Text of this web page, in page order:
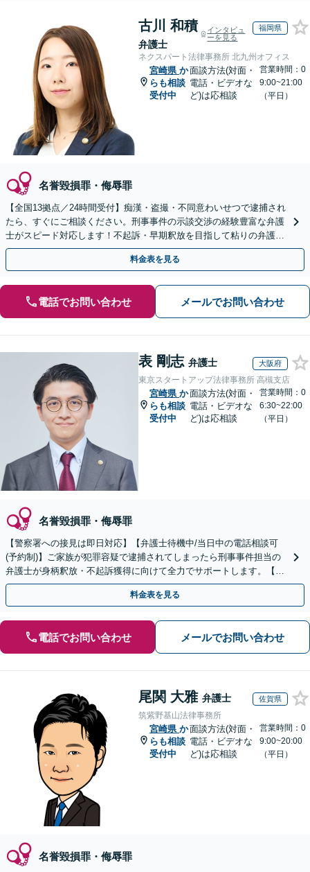
古川 和積
弁護士
インタビュ
ーを見る
福岡県
ネクスパート法律事務所 北九州オフィス
宮崎県 か
らも相談
受付中
面談方法(対面・
電話・ビデオな
ど)は応相談
営業時間：0
9:00~21:00
（平日）
名誉毀損罪・侮辱罪
【全国13拠点／24時間受付】痴漢・盗撮・不同意わいせつで逮捕され
たら、すぐにご相談ください。刑事事件の示談交渉の経験豊富な弁護
士がスピード対応します！不起訴・早期釈放を目指して粘りの弁護活
動を行います。
料金表を見る
電話でお問い合わせ メールでお問い合わせ
表 剛志 弁護士 大阪府
東京スタートアップ法律事務所 高槻支店
宮崎県 か
らも相談
受付中
面談方法(対面・
電話・ビデオな
ど)は応相談
営業時間：0
6:30~22:00
（平日）
名誉毀損罪・侮辱罪
【警察署への接見は即日対応】【弁護士待機中/当日中の電話相談可
(予約制)】ご家族が犯罪容疑で逮捕されてしまったら刑事事件担当の
弁護士が身柄釈放・不起訴獲得に向けて全力でサポートします。【毎
月100名以上の相談実績】【全国対応】
料金表を見る
電話でお問い合わせ メールでお問い合わせ
尾関 大雅 弁護士 佐賀県
筑紫野基山法律事務所
宮崎県 か
らも相談
受付中
面談方法(対面・
電話・ビデオな
ど)は応相談
営業時間：0
9:00~20:00
（平日）
名誉毀損罪・侮辱罪